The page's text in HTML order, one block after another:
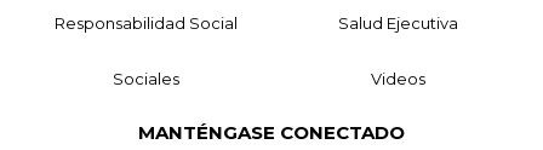
Responsabilidad Social Salud Ejecutiva
Sociales Videos
MANTÉNGASE CONECTADO